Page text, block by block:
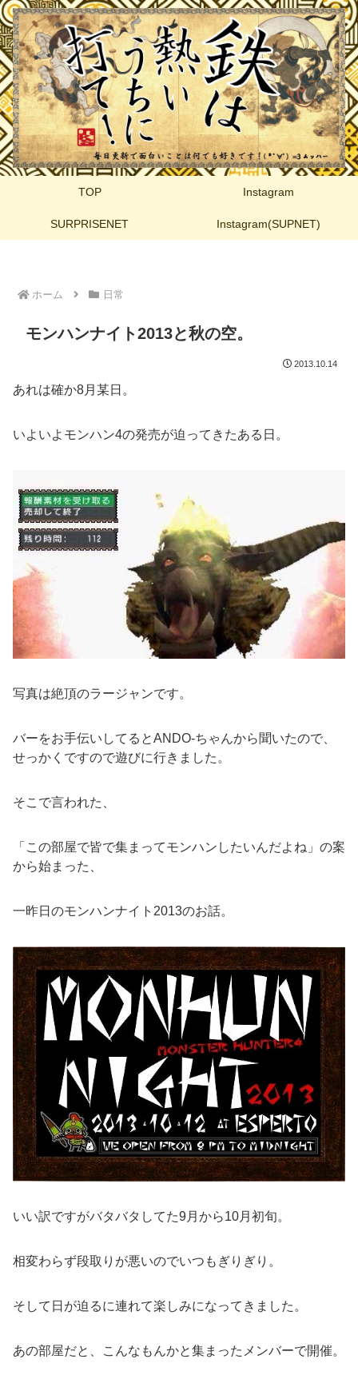
TOP Instagram
SURPRISENET Instagram(SUPNET)
ホーム 日常
モンハンナイト2013と秋の空。
2013.10.14
あれは確か8月某日。
いよいよモンハン4の発売が迫ってきたある日。
写真は絶頂のラージャンです。
バーをお手伝いしてるとANDO-ちゃんから聞いたので、
せっかくですので遊びに行きました。
そこで言われた、
「この部屋で皆で集まってモンハンしたいんだよね」の案
から始まった、
一昨日のモンハンナイト2013のお話。
いい訳ですがバタバタしてた9月から10月初旬。
相変わらず段取りが悪いのでいつもぎりぎり。
そして日が迫るに連れて楽しみになってきました。
あの部屋だと、こんなもんかと集まったメンバーで開催。